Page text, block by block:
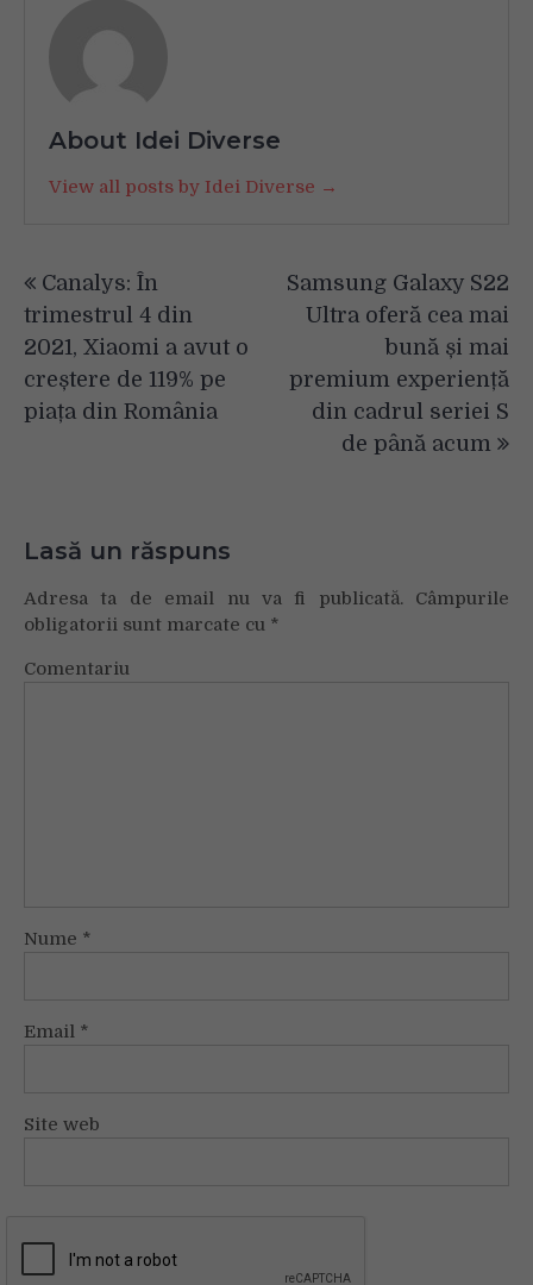
About Idei Diverse
View all posts by Idei Diverse →
Navigare
în
articole
Canalys: În
trimestrul 4 din
2021, Xiaomi a avut o
creștere de 119% pe
piața din România
Samsung Galaxy S22
Ultra oferă cea mai
bună și mai
premium experiență
din cadrul seriei S
de până acum
Lasă un răspuns
Adresa ta de email nu va fi publicată.Câmpurile
obligatorii sunt marcate cu *
Comentariu
Nume *
Email *
Site web